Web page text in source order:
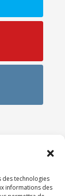
des technologies
informations des